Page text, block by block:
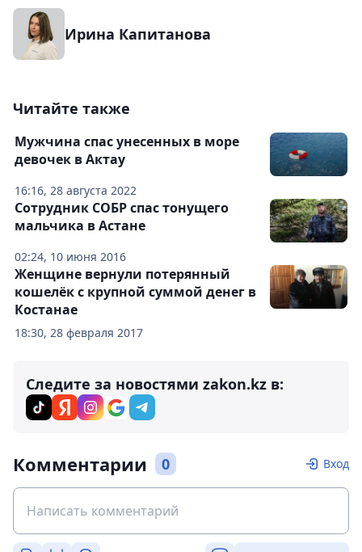
Ирина Капитанова
Читайте также
16:16, 28 августа 2022
Мужчина спас унесенных в море
девочек в Актау
02:24, 10 июня 2016
Сотрудник СОБР спас тонущего
мальчика в Астане
18:30, 28 февраля 2017
Женщине вернули потерянный
кошелёк с крупной суммой денег в
Костанае
Следите за новостями zakon.kz в:
Комментарии 0 Вход